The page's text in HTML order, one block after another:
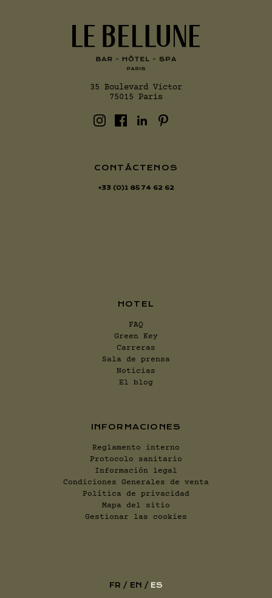
35 Boulevard Victor
75015 Paris
INFORMACIONES
Reglamento interno
Protocolo sanitario
Información legal
Condiciones Generales de venta
Política de privacidad
Mapa del sitio
Gestionar las cookies
HOTEL
FAQ
Green Key
Carreras
Sala de prensa
Noticias
El blog
CONTÁCTENOS
+33 (0)1 85 74 62 62
FR EN ES